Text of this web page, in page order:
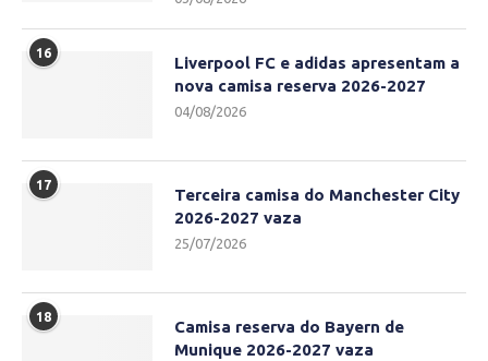
16
Liverpool FC e adidas apresentam a
nova camisa reserva 2026-2027
04/08/2026
17
Terceira camisa do Manchester City
2026-2027 vaza
25/07/2026
18
Camisa reserva do Bayern de
Munique 2026-2027 vaza